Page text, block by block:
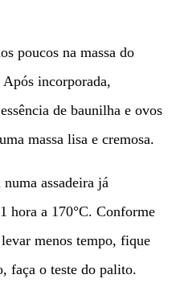
poucos na massa do
incorporada,
de baunilha e ovos
massa lisa e cremosa.
assadeira já
hora a 170°C. Conforme
menos tempo, fique
faça o teste do palito.